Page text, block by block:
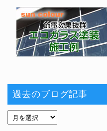
過去のブログ記事